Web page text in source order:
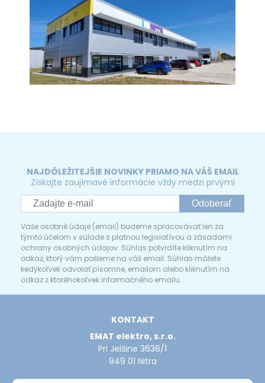
NAJDÔLEŽITEJŠIE NOVINKY PRIAMO NA VÁŠ EMAIL
Získajte zaujímavé informácie vždy medzi prvými
Odoberať
Vaše osobné údaje (email) budeme spracovávať len za
týmto účelom v súlade s platnou legislatívou a zásadami
ochrany osobných údajov. Súhlas potvrdíte kliknutím na
odkaz, ktorý vám pošleme na váš email. Súhlas môžete
kedykoľvek odvolať písomne, emailom alebo kliknutím na
odkaz z ktoréhokoľvek informačného emailu.
KONTAKT
EMAT elektro, s.r.o.
Pri Jelšine 3636/1
949 01 Nitra